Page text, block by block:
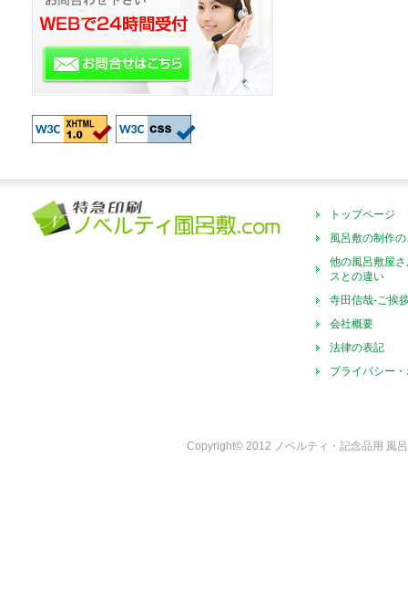
トップページ
風呂敷の制作
他の風呂敷屋
スとの違い
寺田信哉-ご挨
会社概要
法律の表記
プライバシー
Copyright© 2012 ノベルティ・記念品用 風